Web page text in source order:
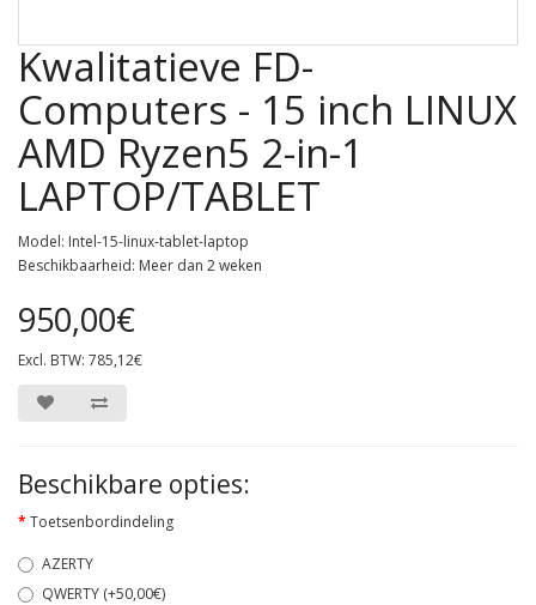
Kwalitatieve FD-
Computers - 15 inch LINUX
AMD Ryzen5 2-in-1
LAPTOP/TABLET
Model: Intel-15-linux-tablet-laptop
Beschikbaarheid: Meer dan 2 weken
950,00€
Excl. BTW: 785,12€
Beschikbare opties:
Toetsenbordindeling
AZERTY
QWERTY (+50,00€)